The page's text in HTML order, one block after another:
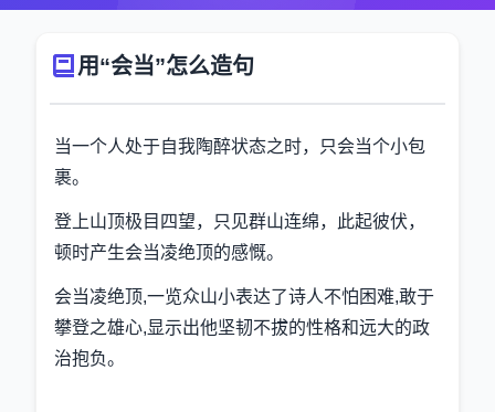
用“会当”怎么造句
当一个人处于自我陶醉状态之时，只会当个小包
裹。
登上山顶极目四望，只见群山连绵，此起彼伏，
顿时产生会当凌绝顶的感慨。
会当凌绝顶,一览众山小表达了诗人不怕困难,敢于
攀登之雄心,显示出他坚韧不拔的性格和远大的政
治抱负。